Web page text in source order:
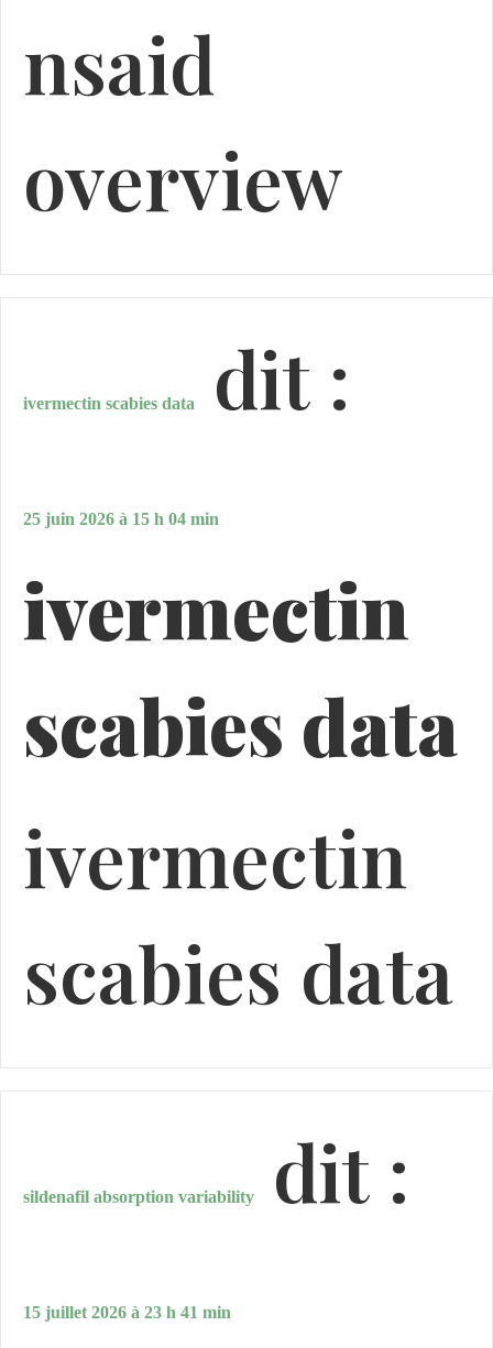
nsaid
overview
ivermectin scabies data dit :
25 juin 2026 à 15 h 04 min
ivermectin
scabies data
ivermectin
scabies data
sildenafil absorption variability dit :
15 juillet 2026 à 23 h 41 min